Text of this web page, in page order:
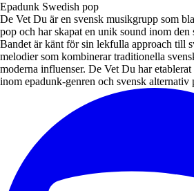
Epadunk Swedish pop
De Vet Du är en svensk musikgrupp som
pop och har skapat en unik sound inom den
Bandet är känt för sin lekfulla approach till
melodier som kombinerar traditionella
moderna influenser. De Vet Du har
inom epadunk-genren och svensk alternativ